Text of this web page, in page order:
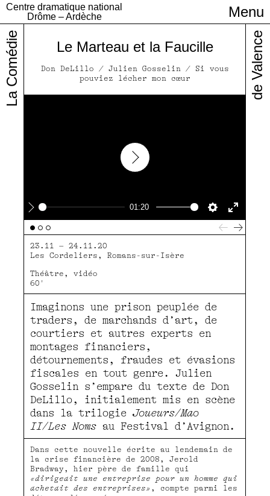
Centre dramatique national
Drôme – Ardèche
Menu
Infos pratiques
Le Marteau et la Faucille
Don DeLillo / Julien Gosselin / Si vous
pouviez lécher mon cœur
Play
01:20
Settings
Enter
Play
23.11 – 24.11.20
Les Cordeliers, Romans-sur-Isère
Théâtre, vidéo
60'
Imaginons une prison peuplée de
traders, de marchands d’art, de
courtiers et autres experts en
montages financiers,
détournements, fraudes et évasions
fiscales en tout genre. Julien
Gosselin s’empare du texte de Don
DeLillo, initialement mis en scène
dans la trilogie Joueurs/Mao
II/Les Noms au Festival d’Avignon.
Dans cette nouvelle écrite au lendemain de
la crise financière de 2008, Jerold
Bradway, hier père de famille qui
«dirigeait une entreprise pour un homme qui
achetait des entreprises» , compte parmi les
La Comédie de Valence